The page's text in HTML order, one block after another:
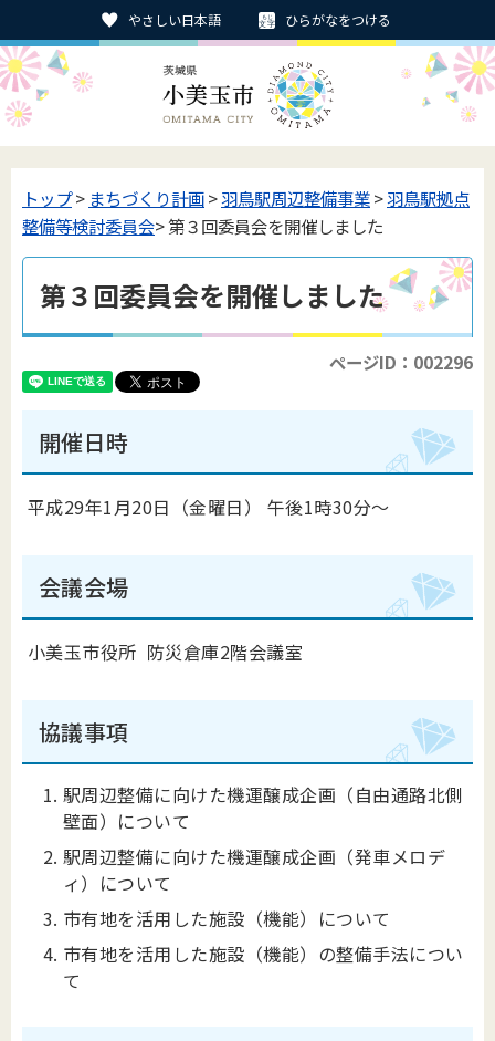
やさしい日本語 ひらがなをつける
トップ> まちづくり計画>羽鳥駅周辺整備事業>羽鳥駅拠点
整備等検討委員会> 第３回委員会を開催しました
第３回委員会を開催しました
ページID：002296
開催日時
平成29年1月20日（金曜日） 午後1時30分～
会議会場
小美玉市役所 防災倉庫2階会議室
協議事項
駅周辺整備に向けた機運醸成企画（自由通路北側
壁面）について
駅周辺整備に向けた機運醸成企画（発車メロデ
ィ）について
市有地を活用した施設（機能）について
市有地を活用した施設（機能）の整備手法につい
て